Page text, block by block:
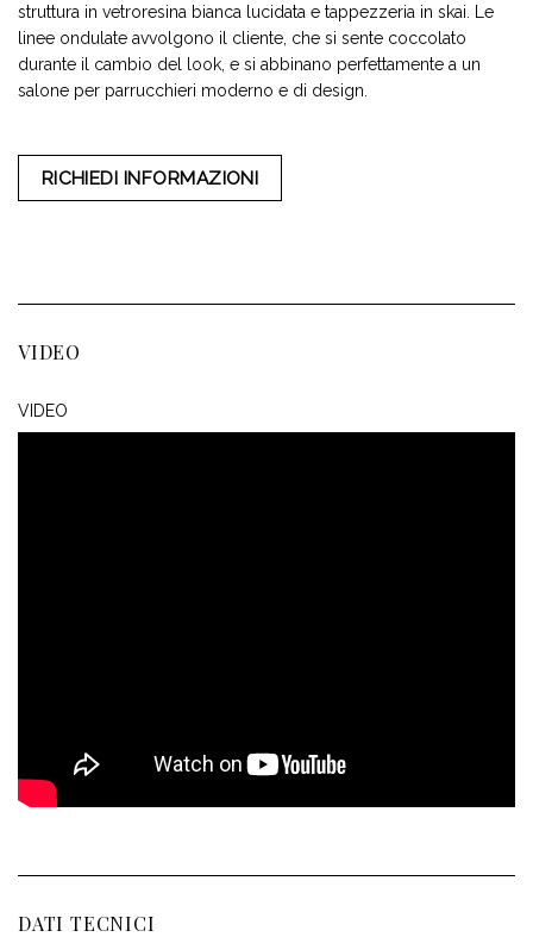
struttura in vetroresina bianca lucidata e tappezzeria in skai. Le
linee ondulate avvolgono il cliente, che si sente coccolato
durante il cambio del look, e si abbinano perfettamente a un
salone per parrucchieri moderno e di design.
RICHIEDI INFORMAZIONI
VIDEO
VIDEO
DATI TECNICI